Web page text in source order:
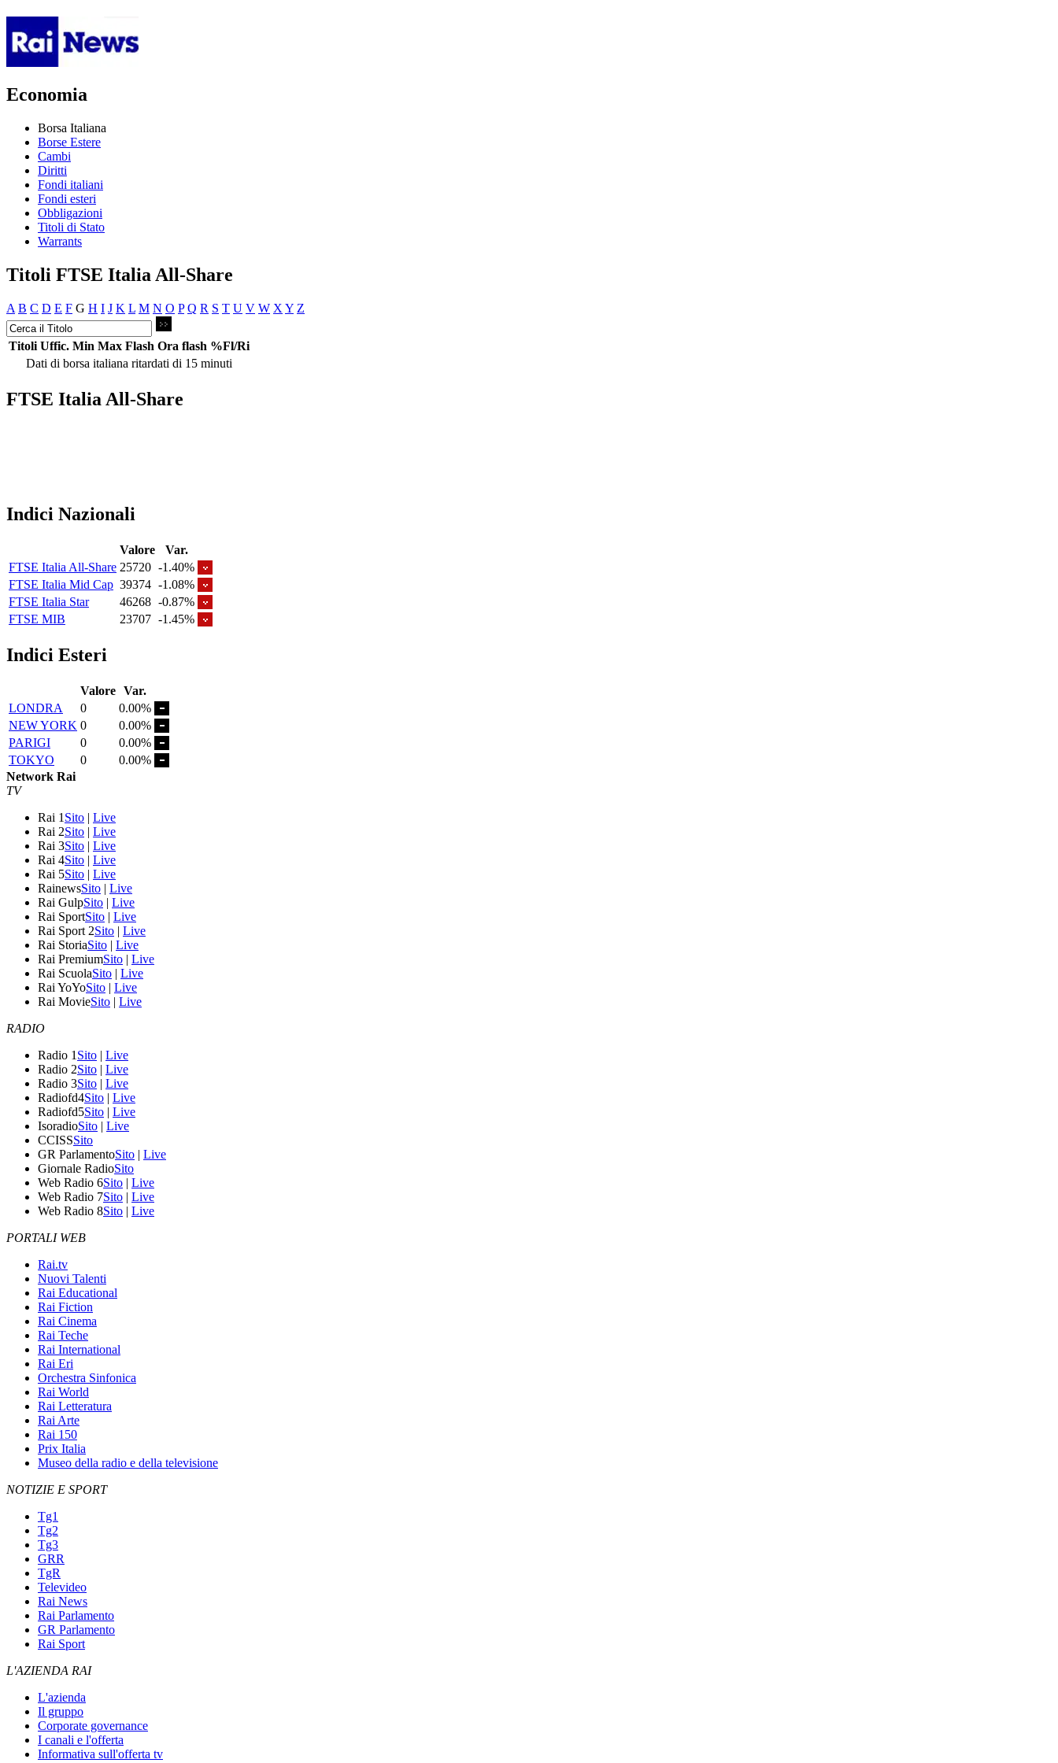
Economia
Borsa Italiana
Borse Estere
Cambi
Diritti
Fondi italiani
Fondi esteri
Obbligazioni
Titoli di Stato
Warrants
Titoli FTSE Italia All-Share
A B C D E F G H I J K L M N O P Q R S T U V W X Y Z
Titoli Uffic. Min Max Flash Ora flash %Fl/Ri
Dati di borsa italiana ritardati di 15 minuti
FTSE Italia All-Share
Indici Nazionali
Valore
Var.
FTSE Italia All-Share 25720 -1.40%
FTSE Italia Mid Cap 39374 -1.08%
FTSE Italia Star
46268 -0.87%
FTSE MIB
23707 -1.45%
Indici Esteri
Valore Var.
LONDRA
0
0.00%
NEW YORK 0
0.00%
PARIGI
0
0.00%
TOKYO
0
0.00%
Network Rai
TV
Rai 1 Sito | Live
Rai 2Sito | Live
Rai 3Sito | Live
Rai 4Sito | Live
Rai 5Sito | Live
RainewsSito | Live
Rai GulpSito | Live
Rai SportSito | Live
Rai Sport 2Sito | Live
Rai StoriaSito | Live
Rai PremiumSito | Live
Rai ScuolaSito | Live
Rai YoYoSito | Live
Rai MovieSito | Live
RADIO
Radio 1 Sito | Live
Radio 2Sito | Live
Radio 3Sito | Live
Radiofd4Sito | Live
Radiofd5Sito | Live
IsoradioSito | Live
CCISSSito
GR ParlamentoSito | Live
Giornale RadioSito
Web Radio 6Sito | Live
Web Radio 7Sito | Live
Web Radio 8Sito | Live
PORTALI WEB
Rai.tv
Nuovi Talenti
Rai Educational
Rai Fiction
Rai Cinema
Rai Teche
Rai International
Rai Eri
Orchestra Sinfonica
Rai World
Rai Letteratura
Rai Arte
Rai 150
Prix Italia
Museo della radio e della televisione
NOTIZIE E SPORT
Tg1
Tg2
Tg3
GRR
TgR
Televideo
Rai News
Rai Parlamento
GR Parlamento
Rai Sport
L'AZIENDA RAI
L'azienda
Il gruppo
Corporate governance
I canali e l'offerta
Informativa sull'offerta tv